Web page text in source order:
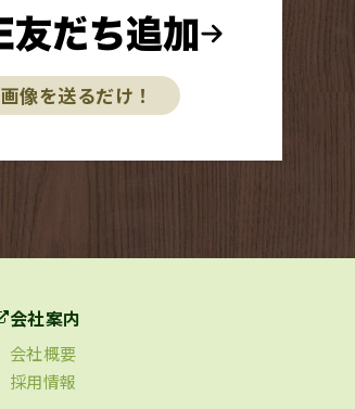
だち追加
像を送るだけ！
会社案内
会社概要
採用情報